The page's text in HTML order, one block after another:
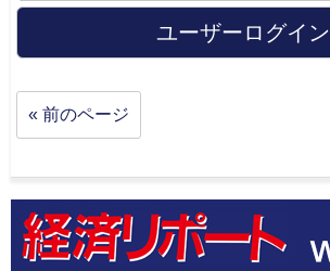
ユーザーログイン
« 前のページ